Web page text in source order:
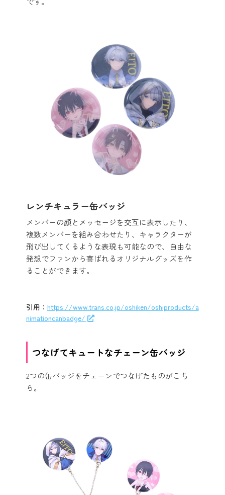
レンチキュラー缶バッジ
メンバーの顔とメッセージを交互に表示したり、
複数メンバーを組み合わせたり、キャラクターが
飛び出してくるような表現も可能なので、自由な
発想でファンから喜ばれるオリジナルグッズを作
ることができます。
引用： https://www.trans.co.jp/oshiken/oshiproducts/a
nimationcanbadge/
つなげてキュートなチェーン缶バッジ
2つの缶バッジをチェーンでつなげたものがこち
ら。